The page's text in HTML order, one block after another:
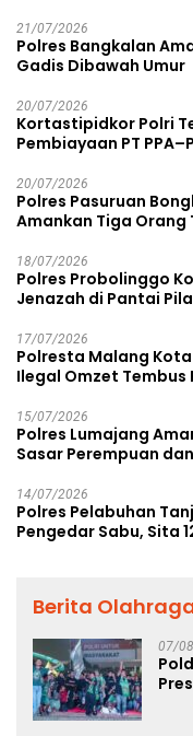
21/07/2026
Polres Bangkalan
Gadis Dibawah Umur
20/07/2026
Kortastipidkor Polri
Pembiayaan PT
20/07/2026
Polres Pasuruan
Amankan Tiga Orang
18/07/2026
Polres Probolinggo
Jenazah di Pantai
17/07/2026
Polresta Malang
Ilegal Omzet Tembus
15/07/2026
Polres Lumajang
Sasar Perempuan
14/07/2026
Polres Pelabuhan
Pengedar Sabu, Sita
Berita
07/